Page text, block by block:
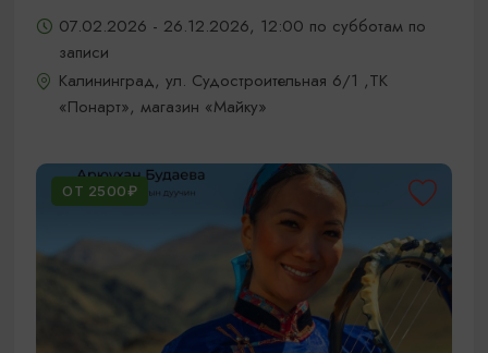
07.02.2026 - 26.12.2026, 12:00 по субботам по
записи
Калининград, ул. Судостроительная 6/1 ,ТК
«Понарт», магазин «Майку»
ОТ 2500₽